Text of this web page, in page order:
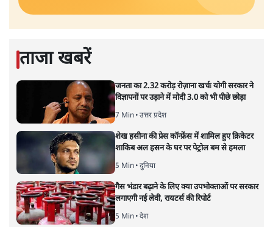
ताजा खबरें
जनता का 2.32 करोड़ रोज़ाना खर्चः योगी सरकार ने
विज्ञापनों पर उड़ाने में मोदी 3.0 को भी पीछे छोड़ा
7 Min• उत्तर प्रदेश
शेख हसीना की प्रेस कॉन्फ्रेंस में शामिल हुए क्रिकेटर
शाकिब अल हसन के घर पर पेट्रोल बम से हमला
5 Min• दुनिया
गैस भंडार बढ़ाने के लिए क्या उपभोक्ताओं पर सरकार
लगाएगी नई लेवी, रायटर्स की रिपोर्ट
5 Min• देश